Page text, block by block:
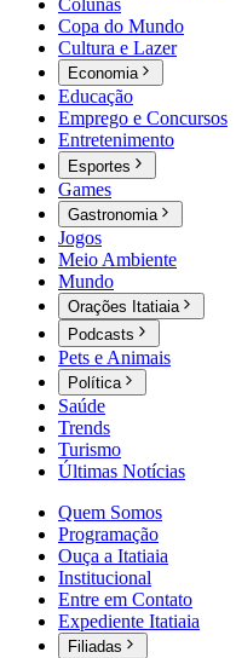
Colunas
Copa do Mundo
Cultura e Lazer
Economia
Educação
Emprego e Concursos
Entretenimento
Esportes
Games
Gastronomia
Jogos
Meio Ambiente
Mundo
Orações Itatiaia
Podcasts
Pets e Animais
Política
Saúde
Trends
Turismo
Últimas Notícias
Quem Somos
Programação
Ouça a Itatiaia
Institucional
Entre em Contato
Expediente Itatiaia
Filiadas